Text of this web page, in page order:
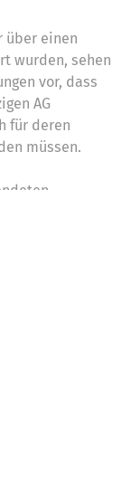
über einen
wurden, sehen
vor, dass
AG
für deren
müssen.